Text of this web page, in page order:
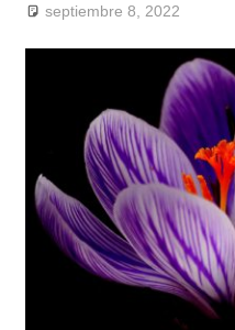
septiembre 8, 2022